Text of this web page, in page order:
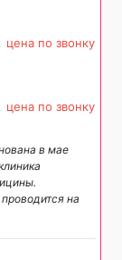
цена по звонку
цена по звонку
в мае
на